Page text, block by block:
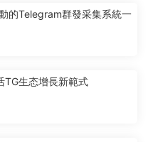
的Telegram群發采集系統一
TG生态增長新範式